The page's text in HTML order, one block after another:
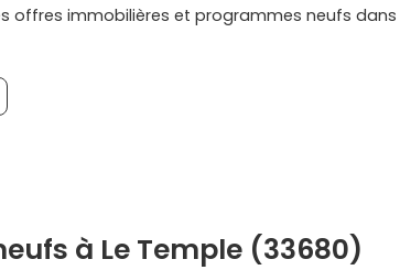
offres immobilières et programmes neufs
à Le Temple (33680)